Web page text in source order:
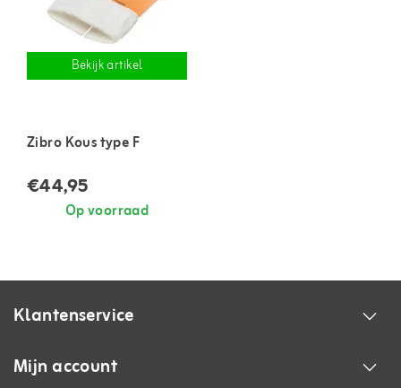
Bekijk artikel
Zibro Kous type F
€44,95
Op voorraad
Klantenservice
Mijn account